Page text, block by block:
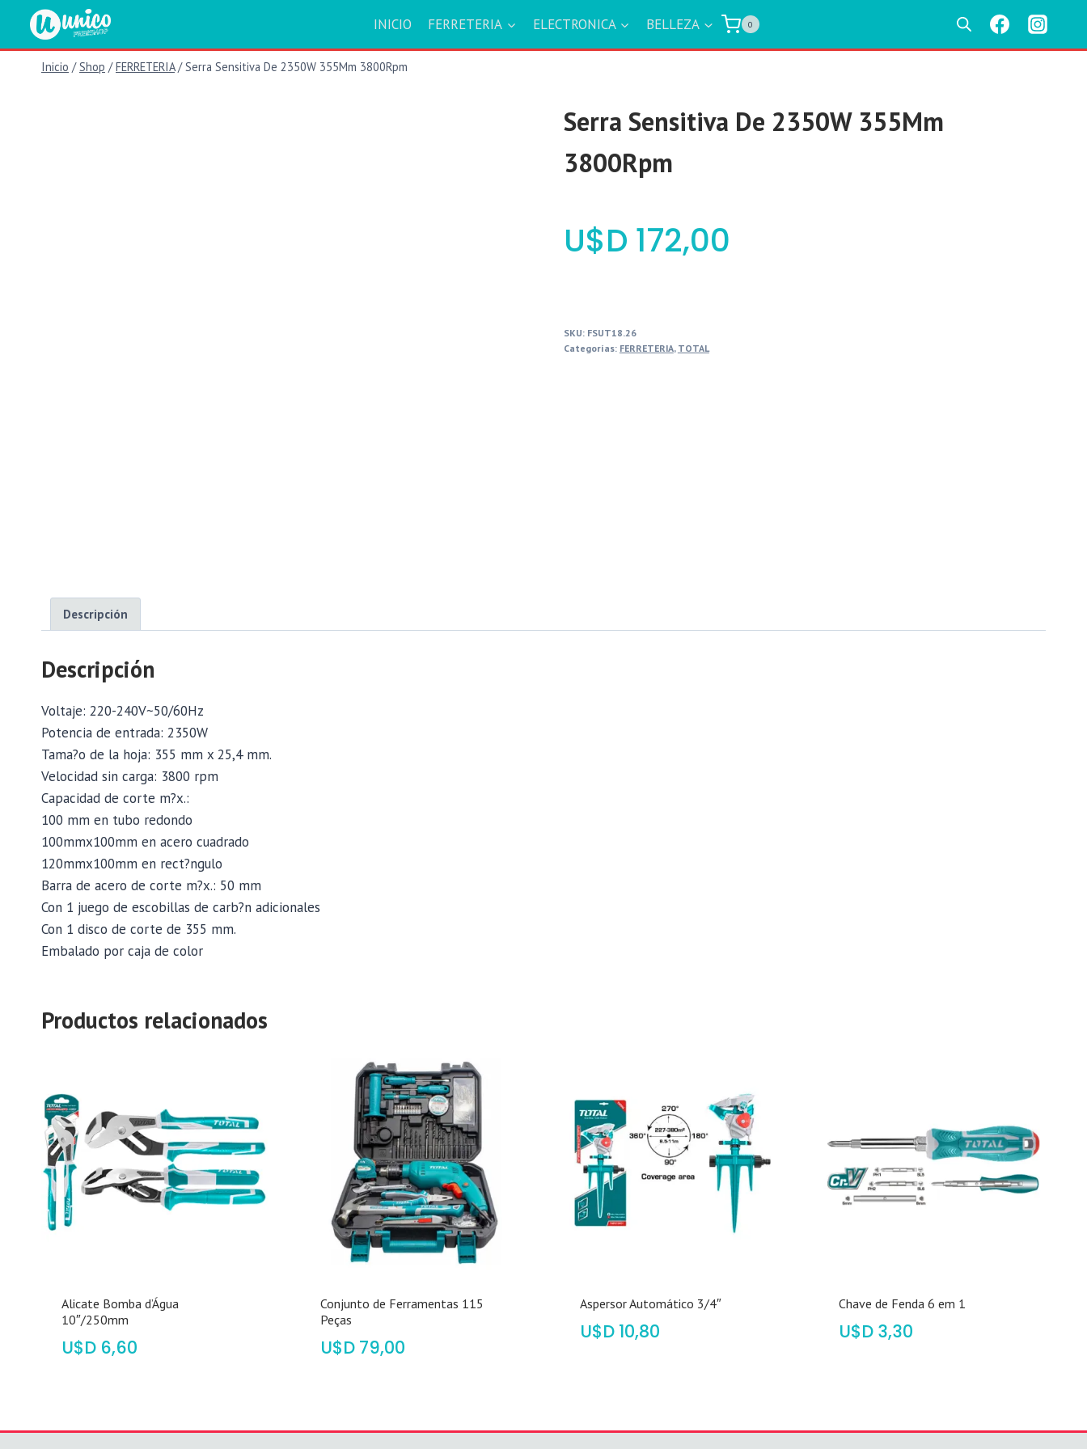
contenido
INICIO FERRETERIA ELECTRONICA BELLEZA 0
Inicio / Shop / FERRETERIA / Serra Sensitiva De 2350W 355Mm 3800Rpm
Serra Sensitiva De 2350W 355Mm
3800Rpm
$ 172,00
SKU: FSUT18.26
Categorías: FERRETERIA, TOTAL
Descripción
Descripción
Voltaje: 220-240V~50/60Hz
Potencia de entrada: 2350W
Tama?o de la hoja: 355 mm x 25,4 mm.
Velocidad sin carga: 3800 rpm
Capacidad de corte m?x.:
100 mm en tubo redondo
100mmx100mm en acero cuadrado
120mmx100mm en rect?ngulo
Barra de acero de corte m?x.: 50 mm
Con 1 juego de escobillas de carb?n adicionales
Con 1 disco de corte de 355 mm.
Embalado por caja de color
Productos relacionados
Alicate Bomba d’Água
10″/250mm
$ 6,60
Conjunto de Ferramentas 115
Peças
$ 79,00
Aspersor Automático 3/4″
$ 10,80
Chave de Fenda 6 em 1
$ 3,30